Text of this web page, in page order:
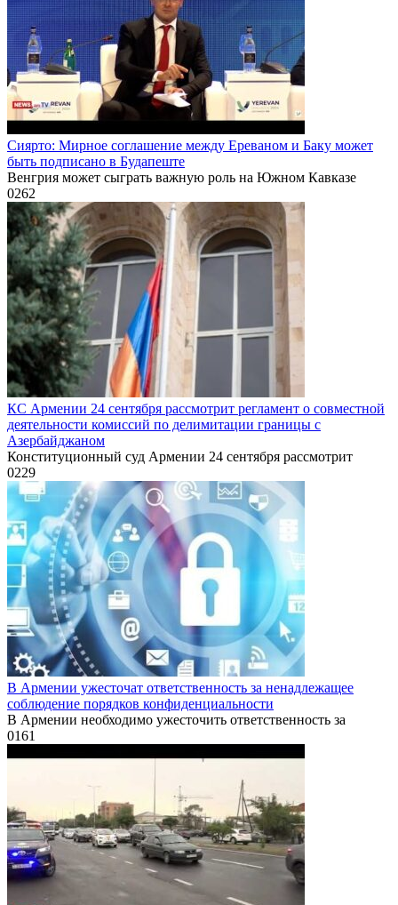
Сиярто: Мирное соглашение между Ереваном и Баку может
быть подписано в Будапеште
Венгрия может сыграть важную роль на Южном Кавказе
0262
КС Армении 24 сентября рассмотрит регламент о совместной
деятельности комиссий по делимитации границы с
Азербайджаном
Конституционный суд Армении 24 сентября рассмотрит
0229
В Армении ужесточат ответственность за ненадлежащее
соблюдение порядков конфиденциальности
В Армении необходимо ужесточить ответственность за
0161